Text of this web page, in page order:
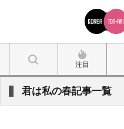
注目
君は私の春記事一覧